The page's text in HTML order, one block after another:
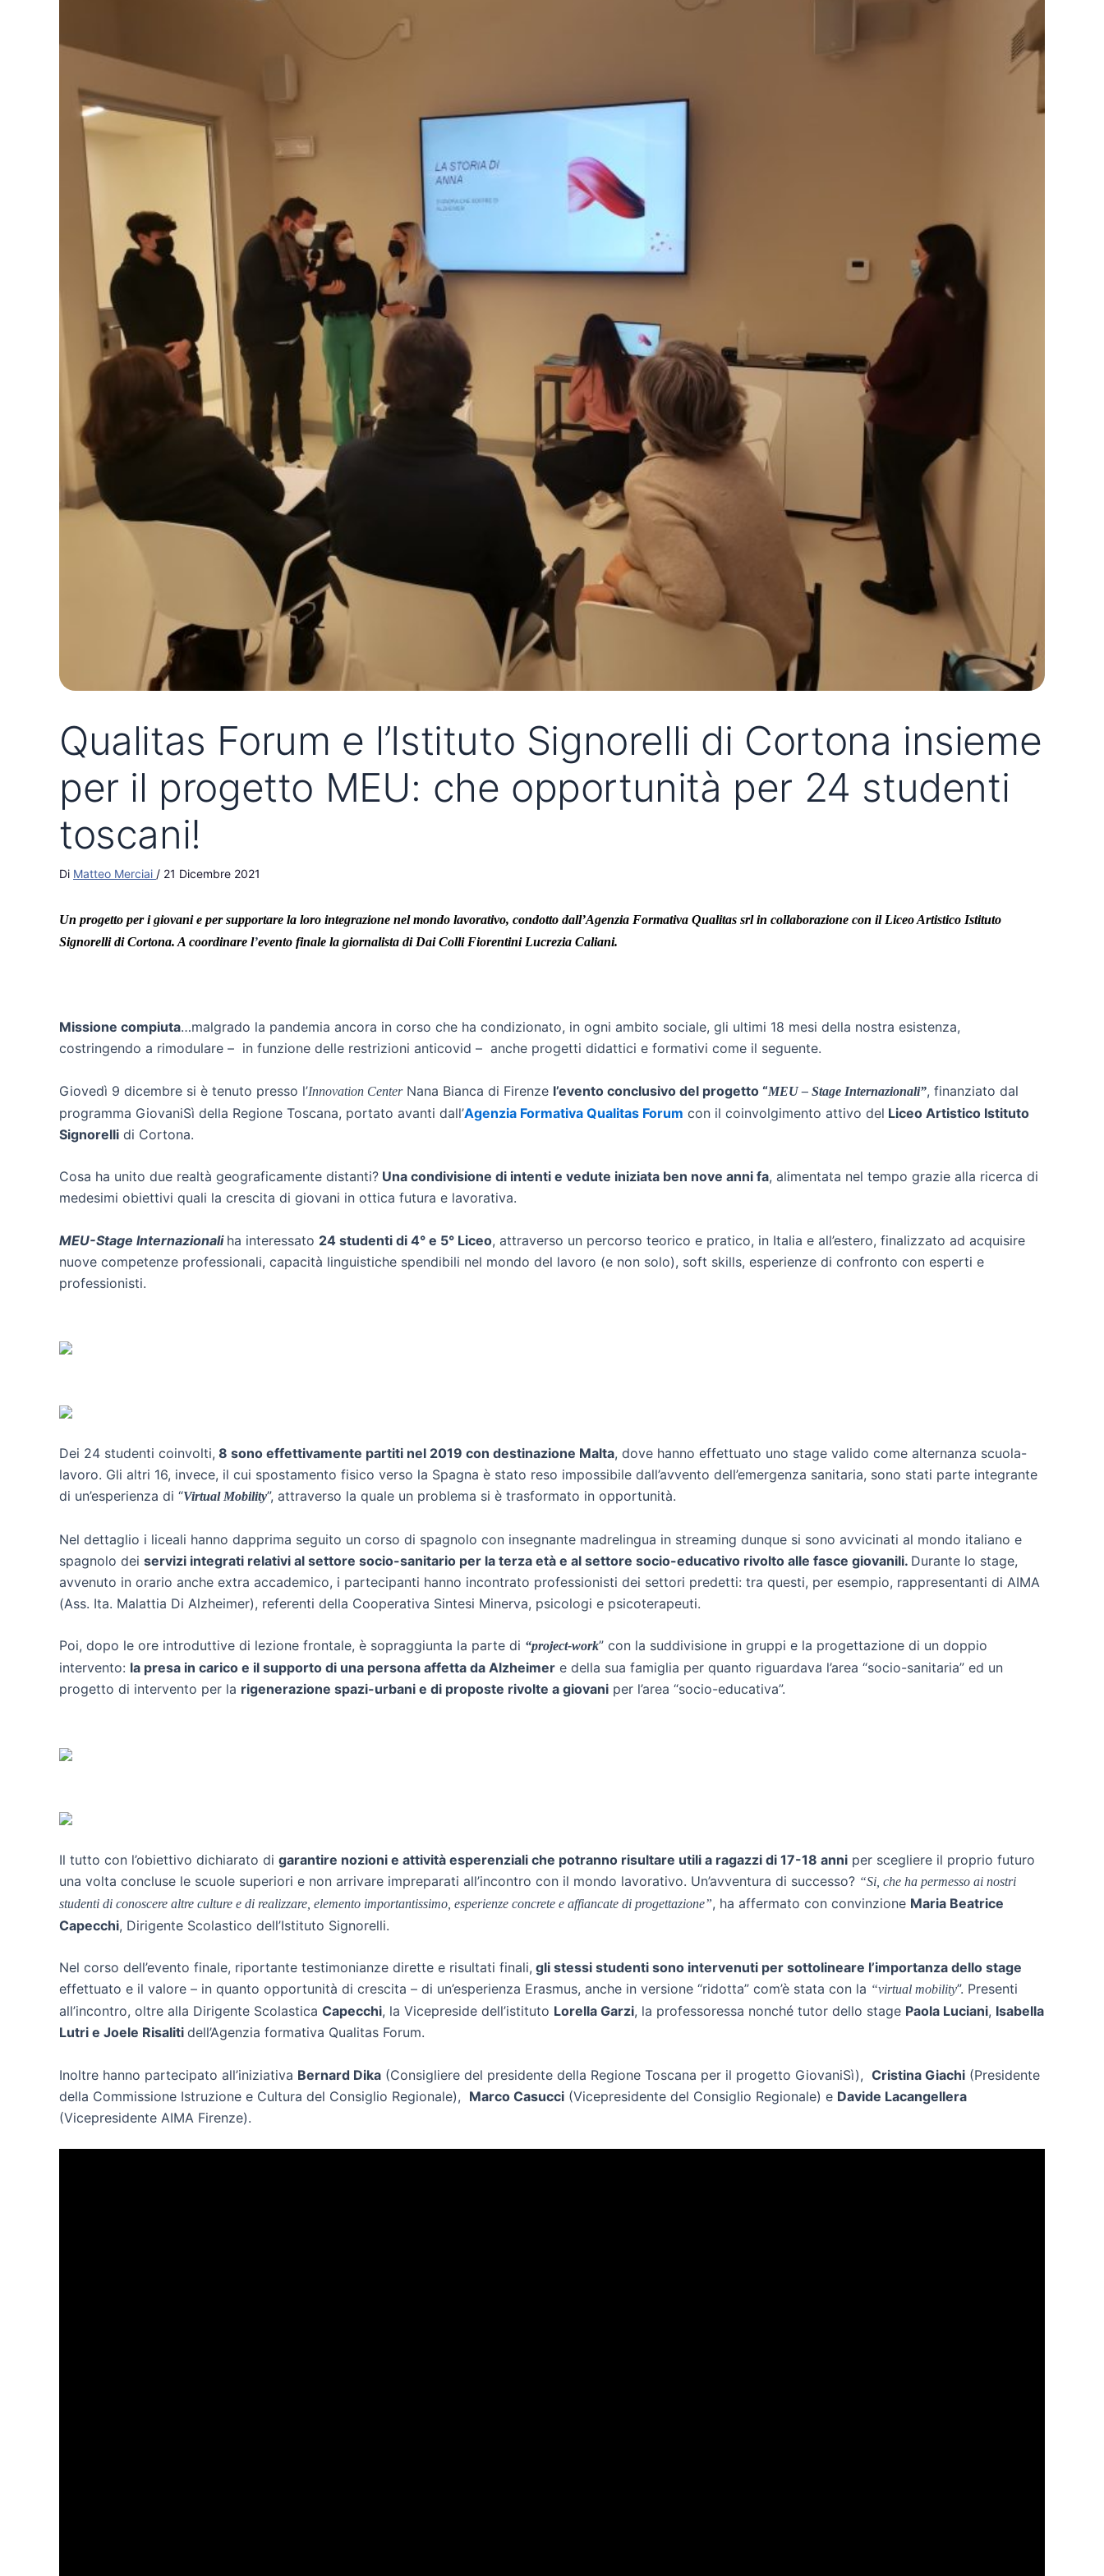
Qualitas Forum e l’Istituto Signorelli di Cortona insieme
per il progetto MEU: che opportunità per 24 studenti
toscani!
Di Matteo Merciai / 21 Dicembre 2021
Un progetto per i giovani e per supportare la loro integrazione nel mondo lavorativo, condotto dall’Agenzia Formativa Qualitas srl in collaborazione con il Liceo Artistico Istituto
Signorelli di Cortona. A coordinare l’evento finale la giornalista di Dai Colli Fiorentini Lucrezia Caliani.
Missione compiuta…malgrado la pandemia ancora in corso che ha condizionato, in ogni ambito sociale, gli ultimi 18 mesi della nostra esistenza,
costringendo a rimodulare – in funzione delle restrizioni anticovid – anche progetti didattici e formativi come il seguente.
Giovedì 9 dicembre si è tenuto presso l’Innovation CenterNana Bianca di Firenze l’evento conclusivo del progetto “MEU – Stage Internazionali”, finanziato dal
programma GiovaniSì della Regione Toscana, portato avanti dall’Agenzia Formativa Qualitas Forum con il coinvolgimento attivo del Liceo Artistico Istituto
Signorelli di Cortona.
Cosa ha unito due realtà geograficamente distanti? Una condivisione di intenti e vedute iniziata ben nove anni fa, alimentata nel tempo grazie alla ricerca di
medesimi obiettivi quali la crescita di giovani in ottica futura e lavorativa.
MEU-Stage Internazionali ha interessato 24 studenti di 4° e 5° Liceo, attraverso un percorso teorico e pratico, in Italia e all’estero, finalizzato ad acquisire
nuove competenze professionali, capacità linguistiche spendibili nel mondo del lavoro (e non solo), soft skills, esperienze di confronto con esperti e
professionisti.
Dei 24 studenti coinvolti, 8 sono effettivamente partiti nel 2019 con destinazione Malta, dove hanno effettuato uno stage valido come alternanza scuola-
lavoro. Gli altri 16, invece, il cui spostamento fisico verso la Spagna è stato reso impossibile dall’avvento dell’emergenza sanitaria, sono stati parte integrante
di un’esperienza di “Virtual Mobility”, attraverso la quale un problema si è trasformato in opportunità.
Nel dettaglio i liceali hanno dapprima seguito un corso di spagnolo con insegnante madrelingua in streaming dunque si sono avvicinati al mondo italiano e
spagnolo dei servizi integrati relativi al settore socio-sanitario per la terza età e al settore socio-educativo rivolto alle fasce giovanili. Durante lo stage,
avvenuto in orario anche extra accademico, i partecipanti hanno incontrato professionisti dei settori predetti: tra questi, per esempio, rappresentanti di AIMA
(Ass. Ita. Malattia Di Alzheimer), referenti della Cooperativa Sintesi Minerva, psicologi e psicoterapeuti.
Poi, dopo le ore introduttive di lezione frontale, è sopraggiunta la parte di “project-work” con la suddivisione in gruppi e la progettazione di un doppio
intervento: la presa in carico e il supporto di una persona affetta da Alzheimer e della sua famiglia per quanto riguardava l’area “socio-sanitaria” ed un
progetto di intervento per la rigenerazione spazi-urbani e di proposte rivolte a giovani per l’area “socio-educativa”.
Il tutto con l’obiettivo dichiarato di garantire nozioni e attività esperenziali che potranno risultare utili a ragazzi di 17-18 anni per scegliere il proprio futuro
una volta concluse le scuole superiori e non arrivare impreparati all’incontro con il mondo lavorativo. Un’avventura di successo? “Si, che ha permesso ai nostri
studenti di conoscere altre culture e di realizzare, elemento importantissimo, esperienze concrete e affiancate di progettazione”, ha affermato con convinzione Maria Beatrice
Capecchi, Dirigente Scolastico dell’Istituto Signorelli.
Nel corso dell’evento finale, riportante testimonianze dirette e risultati finali, gli stessi studenti sono intervenuti per sottolineare l’importanza dello stage
effettuato e il valore – in quanto opportunità di crescita – di un’esperienza Erasmus, anche in versione “ridotta” com’è stata con la “virtual mobility”. Presenti
all’incontro, oltre alla Dirigente Scolastica Capecchi, la Vicepreside dell’istituto Lorella Garzi, la professoressa nonché tutor dello stage Paola Luciani, Isabella
Lutri e Joele Risaliti dell’Agenzia formativa Qualitas Forum.
Inoltre hanno partecipato all’iniziativa Bernard Dika (Consigliere del presidente della Regione Toscana per il progetto GiovaniSì), Cristina Giachi (Presidente
della Commissione Istruzione e Cultura del Consiglio Regionale), Marco Casucci (Vicepresidente del Consiglio Regionale) e Davide Lacangellera
(Vicepresidente AIMA Firenze).